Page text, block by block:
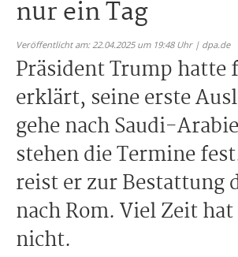
nur ein Tag
Veröffentlicht am: 22.04.2025 um 19:48 Uhr | dpa.de
Präsident Trump hatte
erklärt, seine erste
gehe nach Saudi-
stehen die Termine
reist er zur Bestattung
nach Rom. Viel Zeit
nicht.